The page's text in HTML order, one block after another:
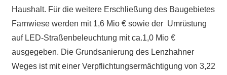
Haushalt. Für die weitere Erschließung des Baugebietes
Farnwiese werden mit 1,6 Mio € sowie der Umrüstung
auf LED-Straßenbeleuchtung mit ca.1,0 Mio €
ausgegeben. Die Grundsanierung des Lenzhahner
Weges ist mit einer Verpflichtungsermächtigung von 3,22